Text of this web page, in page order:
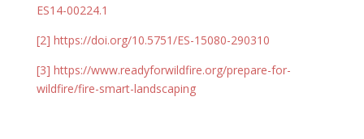
ES14-00224.1
[2] https://doi.org/10.5751/ES-15080-290310
[3] https://www.readyforwildfire.org/prepare-for-
wildfire/fire-smart-landscaping